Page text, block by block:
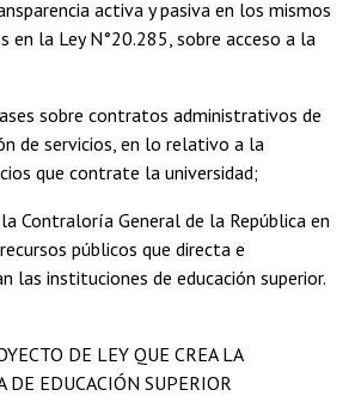
activa y pasiva en los mismos
en la Ley N°20.285, sobre acceso a la
sobre contratos administrativos de
de servicios, en lo relativo a la
que contrate la universidad;
Contraloría General de la República en
públicos que directa e
las instituciones de educación superior.
DE LEY QUE CREA LA
DE EDUCACIÓN SUPERIOR